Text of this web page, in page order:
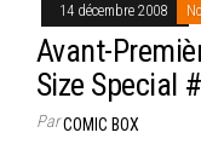
14 décembre 2008
Avant-
Size Special
ParCOMIC BOX